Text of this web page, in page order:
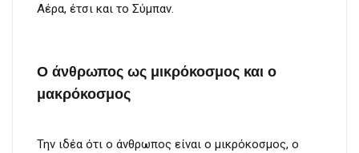
Αέρα, έτσι και το Σύμπαν.
Ο άνθρωπος ως μικρόκοσμος και ο
μακρόκοσμος
Την ιδέα ότι ο άνθρωπος είναι ο μικρόκοσμος, ο